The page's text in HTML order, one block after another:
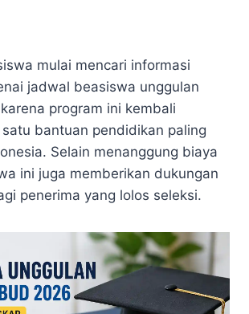
mulai mencari informasi
jadwal beasiswa unggulan
program ini kembali
bantuan pendidikan paling
Selain menanggung biaya
ini juga memberikan dukungan
penerima yang lolos seleksi.